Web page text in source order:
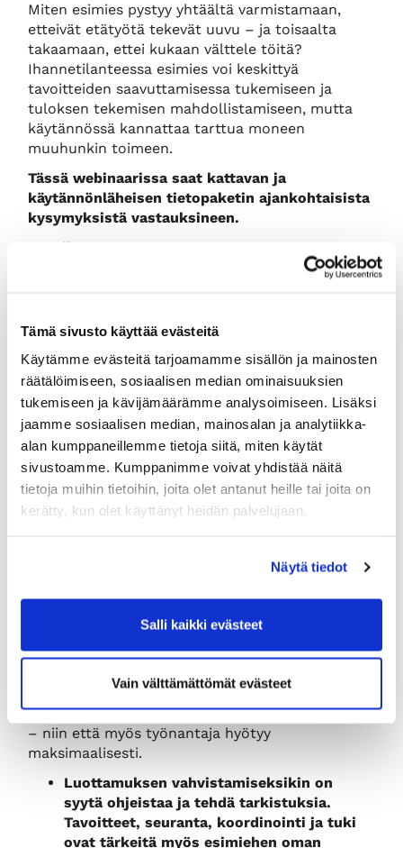
Tämä sivusto käyttää evästeitä
Käytämme evästeitä tarjoamamme sisällön ja mainosten
räätälöimiseen, sosiaalisen median ominaisuuksien
tukemiseen ja kävijämäärämme analysoimiseen. Lisäksi
jaamme sosiaalisen median, mainosalan ja analytiikka-
alan kumppaneillemme tietoja siitä, miten käytät
sivustoamme. Kumppanimme voivat yhdistää näitä
tietoja muihin tietoihin, joita olet antanut heille tai joita on
kerätty, kun olet käyttänyt heidän palvelujaan.
Näytä tiedot
Salli kaikki evästeet
Vain välttämättömät evästeet
Miten esimies pystyy yhtäältä varmistamaan,
etteivät etätyötä tekevät uuvu – ja toisaalta
takaamaan, ettei kukaan välttele töitä?
Ihannetilanteessa esimies voi keskittyä
tavoitteiden saavuttamisessa tukemiseen ja
tuloksen tekemisen mahdollistamiseen, mutta
käytännössä kannattaa tarttua moneen
muuhunkin toimeen.
Tässä webinaarissa saat kattavan ja
käytännönläheisen tietopaketin ajankohtaisista
kysymyksistä vastauksineen.
Kenelle
Webinaari on tarkoitettu ensisijaisesti etätöitä
johtajille sekä itse etätyötä tekeville.
etätöitä tehdään tai harkitaan – niin yksityisellä,
julkisella kuin kolmannellakin sektorilla.
ty osallistujalle
Ratkotaan käytännön esimerkkien kautta
niitä oikeudellisia haasteita, joita etätöiden
tekeminen tuo työyhteisölle ja sen
hyväksyttyjä käytäntöjä etätyöskentelyn
Muistetaan kautta linjan hyvän esimies- ja
alaistyön sekä laillisten ratkaisujen yhteys
Tarjolla on oikeudellinen tietopakettisiitä,
kuinka työntekijät ja heidän esimiehensä
mahdollisimman kattavasti pystyvät voittamaan
haasteet ja hyödyntämään uudet mahdollisuudet
– niin että myös työnantaja hyötyy
maksimaalisesti.
Luottamuksen vahvistamiseksikin on
syytä ohjeistaa ja tehdä tarkistuksia.
Tavoitteet, seuranta, koordinointi ja tuki
ovat tärkeitä myös esimiehen oman